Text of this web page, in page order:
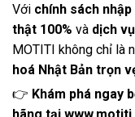
Với chính sách
thật 100% và dịch
MOTITI không chỉ là
hoá Nhật Bản trọn
👉 Khám phá ngay
hãng tại